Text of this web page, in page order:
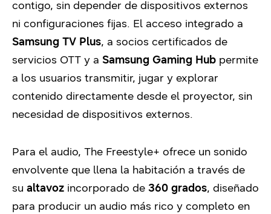
contigo, sin depender de dispositivos externos
ni configuraciones fijas. El acceso integrado a
Samsung TV Plus, a socios certificados de
servicios OTT y a Samsung Gaming Hub permite
a los usuarios transmitir, jugar y explorar
contenido directamente desde el proyector, sin
necesidad de dispositivos externos.
Para el audio, The Freestyle+ ofrece un sonido
envolvente que llena la habitación a través de
su altavoz incorporado de 360 grados, diseñado
para producir un audio más rico y completo en